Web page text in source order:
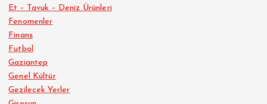
Et – Tavuk – Deniz Ürünleri
Fenomenler
Finans
Futbol
Gaziantep
Genel Kültür
Gezilecek Yerler